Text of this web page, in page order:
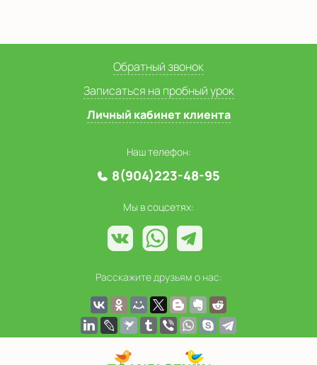
Обратный звонок
Записаться на пробный урок
Личный кабинет клиента
Наш телефон:
8(904)223-48-95
Мы в соцсетях:
Расскажите друзьям о нас: